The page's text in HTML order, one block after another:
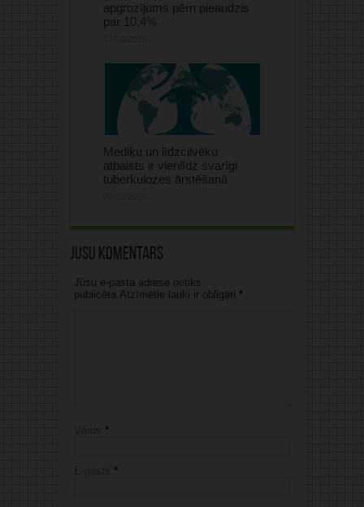
apgrozījums pērn pieaudzis
par 10,4%
Mediķu un līdzcilvēku
atbalsts ir vienlīdz svarīgi
tuberkulozes ārstēšanā
Jūsu komentārs
Jūsu e-pasta adrese netiks
publicēta.Atzīmētie lauki ir obligāti *
*
*